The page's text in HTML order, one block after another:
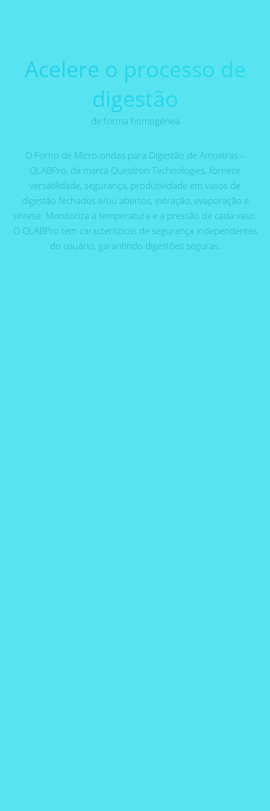
Acelere o processo de
digestão
de forma homogênea
O Forno de Micro-ondas para Digestão de Amostras –
QLABPro, da marca Questron Technologies, fornece
versatilidade, segurança, produtividade em vasos de
digestão fechados e/ou abertos, extração, evaporação e
síntese. Monitoriza a temperatura e a pressão de cada vaso.
O QLABPro tem características de segurança independentes
do usuário, garantindo digestões seguras.